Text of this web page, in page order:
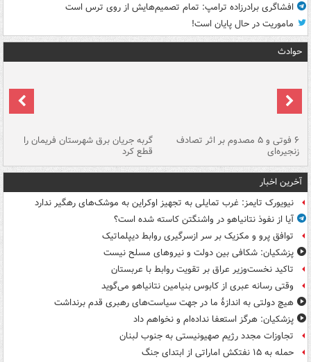
افشاگری برادرزاده ترامپ: تمام تصمیم‌هایش از روی ترس است
ماموریت در حال پایان است!
حوادث
۶ فوتی و ۵ مصدوم بر اثر تصادف
زنجیره‌ای
گربه جریان برق شهرستان فریمان را
قطع کرد
آخرین اخبار
نیویورک تایمز: غرب تمایلی به تجهیز اوکراین به موشک‌های رهگیر ندارد
آیا از نفوذ نتانیاهو در واشنگتن کاسته شده است؟
توافق پرو و مکزیک بر سر ازسرگیری روابط دیپلماتیک
پزشکیان: شکافی بین دولت و نیروهای مسلح نیست
تاکید نخست‌وزیر عراق بر تقویت روابط با عربستان
وقتی رسانه عبری از کابوس بنیامین نتانیاهو می‌گوید
هیچ دولتی به اندازۀ ما در جهت سیاست‌های رهبری قدم برنداشت
پزشکیان: هرگز استعفا نداده‌ام و نخواهم داد
تجاوزات مجدد رژیم صهیونیستی به جنوب لبنان
حمله به ۱۵ نفتکش‌ اماراتی از ابتدای جنگ